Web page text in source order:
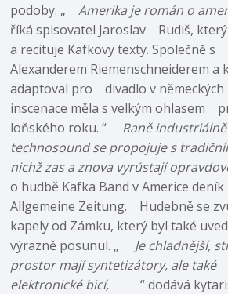
podoby. „Amerika je román o
říká spisovatel Jaroslav Rudiš,
a recituje Kafkovy texty. Společně s
Alexanderem Riemenschneiderem a
adaptoval pro divadlo v německých
inscenace měla s velkým ohlasem
loňského roku. “ Raně
technosound se propojuje s
nichž zas a znova vyrůstají
o hudbě Kafka Band v Americe
Allgemeine Zeitung. Hudebně se
kapely od Zámku, který byl také
výrazně posunul. „ Je chladnější,
prostor mají syntetizátory, ale
elektronické bicí,
“ dodává